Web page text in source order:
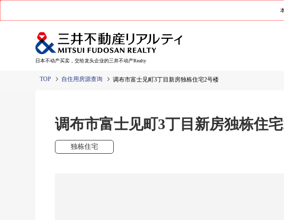
日本不动产买卖，交给龙头企业的三井不动产Realty
TOP 自住用房源查询 调布市富士见町3丁目新房独栋住宅2号楼
调布市富士见町3丁目新房独栋住
独栋住宅